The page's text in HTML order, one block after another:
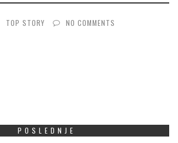
TOP STORY NO COMMENTS
POSLEDNJE